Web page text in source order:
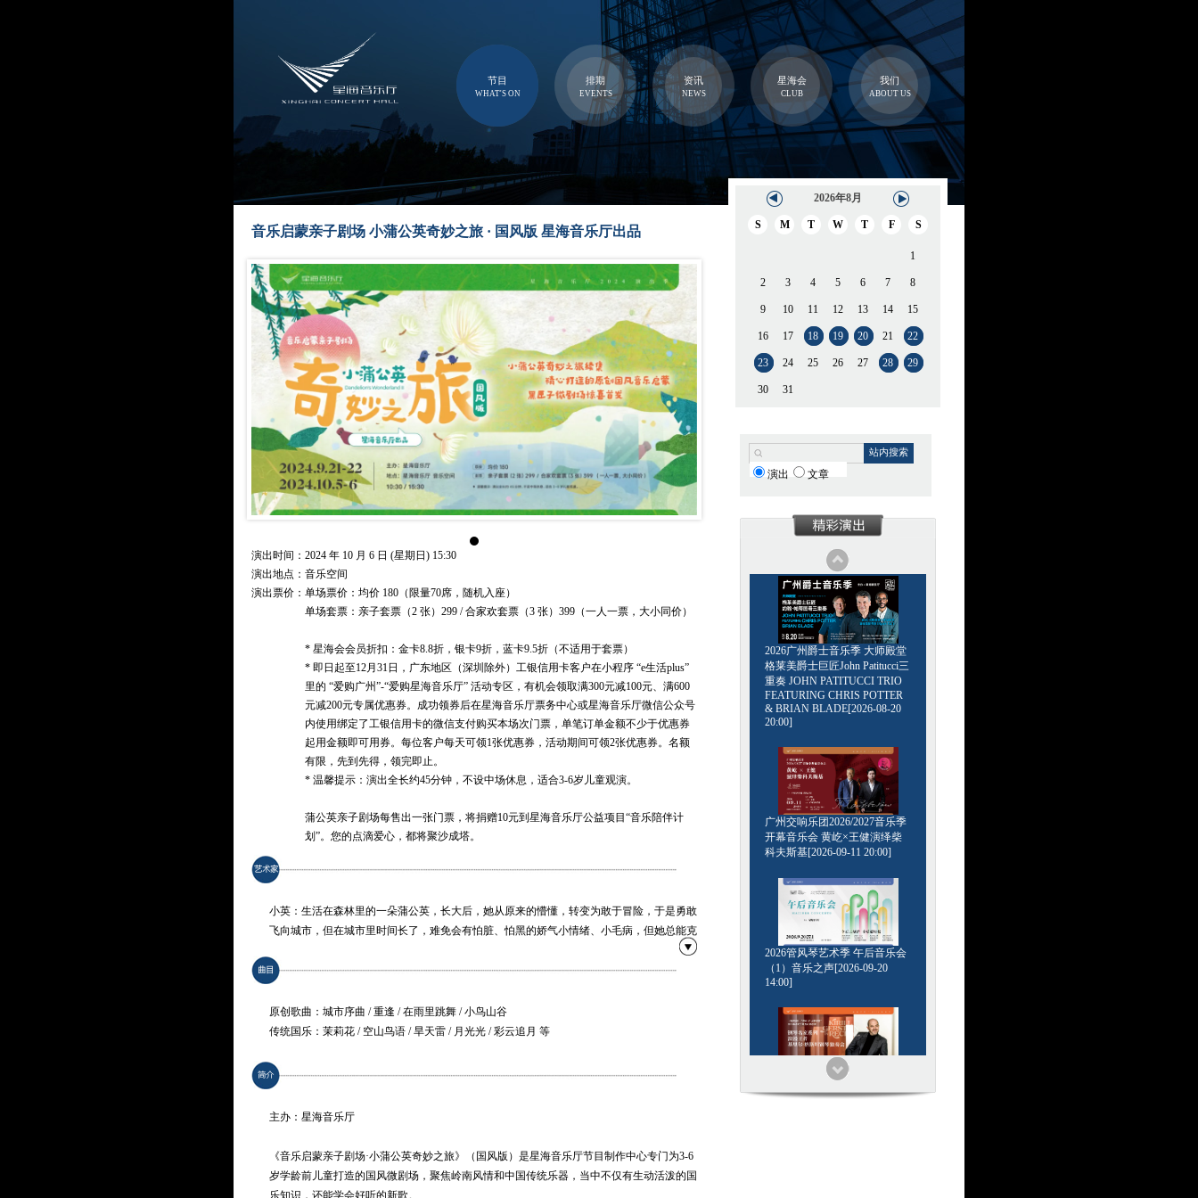
节目
WHAT'S ON
排期
EVENTS
资讯
NEWS
星海会
CLUB
我们
ABOUT US
音乐启蒙亲子剧场 小蒲公英奇妙之旅 · 国风版 星海音乐厅出品
演出时间：2024 年 10 月 6 日 (星期日) 15:30
演出地点：音乐空间
演出票价： 单场票价：均价 180（限量70席，随机入座）
单场套票：亲子套票（2 张）299 / 合家欢套票（3 张）399（一人一票，大小同价）
* 星海会会员折扣：金卡8.8折，银卡9折，蓝卡9.5折（不适用于套票）
* 即日起至12月31日，广东地区（深圳除外）工银信用卡客户在小程序 “e生活plus”
里的 “爱购广州”-“爱购星海音乐厅” 活动专区，有机会领取满300元减100元、满600
元减200元专属优惠券。成功领券后在星海音乐厅票务中心或星海音乐厅微信公众号
内使用绑定了工银信用卡的微信支付购买本场次门票，单笔订单金额不少于优惠券
起用金额即可用券。每位客户每天可领1张优惠券，活动期间可领2张优惠券。名额
有限，先到先得，领完即止。
* 温馨提示：演出全长约45分钟，不设中场休息，适合3-6岁儿童观演。
蒲公英亲子剧场每售出一张门票，将捐赠10元到星海音乐厅公益项目“音乐陪伴计
划”。您的点滴爱心，都将聚沙成塔。
小英：生活在森林里的一朵蒲公英，长大后，她从原来的懵懂，转变为敢于冒险，于是勇敢
飞向城市，但在城市里时间长了，难免会有怕脏、怕黑的娇气小情绪、小毛病，但她总能克
坚强，还教会了她许多音乐小知识。
丁洋 / 肖汇颖 饰 阿布 / 古筝演奏
原创歌曲：城市序曲 / 重逢 / 在雨里跳舞 / 小鸟山谷
传统国乐：茉莉花 / 空山鸟语 / 旱天雷 / 月光光 / 彩云追月 等
主办：星海音乐厅
《音乐启蒙亲子剧场·小蒲公英奇妙之旅》（国风版）是星海音乐厅节目制作中心专门为3-6
岁学龄前儿童打造的国风微剧场，聚焦岭南风情和中国传统乐器，当中不仅有生动活泼的国
乐知识，还能学会好听的新歌。
2026年8月
S M T W T F S
1
2 3 4 5 6 7 8
9 10 11 12 13 14 15
16 17 18 19 20 21 22
23 24 25 26 27 28 29
30 31
站内搜索
演出 文章
2026广州爵士音乐季 大师殿堂
格莱美爵士巨匠John Patitucci三
重奏 JOHN PATITUCCI TRIO
FEATURING CHRIS POTTER
& BRIAN BLADE[2026-08-20
20:00]
广州交响乐团2026/2027音乐季
开幕音乐会 黄屹×王健演绎柴
科夫斯基[2026-09-11 20:00]
2026管风琴艺术季 午后音乐会
（1）音乐之声[2026-09-20
14:00]
钢琴名家系列 浪漫王者 基里尔
·格斯坦钢琴独奏会[2026-09-24